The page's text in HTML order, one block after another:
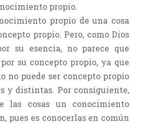
propio.
propio de una cosa
propio. Pero, como Dios
su esencia, no parece que
su concepto propio, ya que
no puede ser concepto propio
y distintas. Por consiguiente,
las cosas un conocimiento
pues es conocerlas en común